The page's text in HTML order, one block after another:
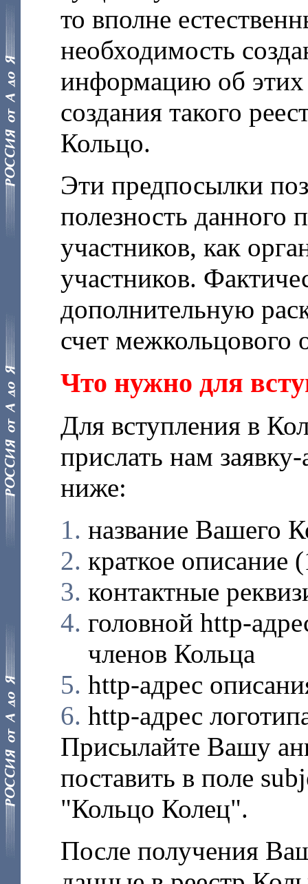
то вполне
необходимость
информацию об
создания такого
Кольцо.
Эти предпосылки
полезность данного
участников, как
участников.
дополнительную
счет межкольцового
Что нужно для
Для вступления в
прислать нам
ниже:
название Вашего
краткое описание
контактные
головной http-
членов Кольца
http-адрес
http-адрес
Присылайте Вашу
поставить в поле
"Кольцо Колец".
После получения